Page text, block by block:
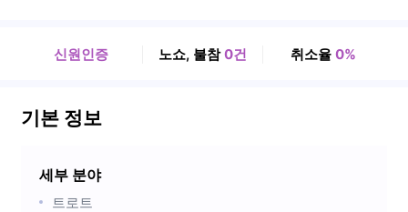
신원인증 노쇼, 불참0건 취소율0%
기본 정보
세부 분야
트로트